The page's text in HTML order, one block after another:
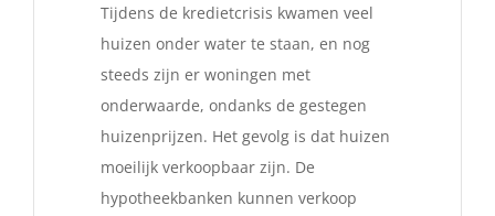
Tijdens de kredietcrisis kwamen veel
huizen onder water te staan, en nog
steeds zijn er woningen met
onderwaarde, ondanks de gestegen
huizenprijzen. Het gevolg is dat huizen
moeilijk verkoopbaar zijn. De
hypotheekbanken kunnen verkoop